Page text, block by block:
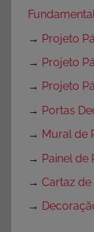
→ Projeto
→ Projeto
→ Projeto
→ Portas
→ Mural de
→ Painel de
→ Cartaz de
→